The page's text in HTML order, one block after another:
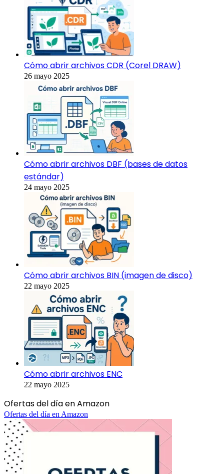
Cómo abrir archivos CDR (Corel DRAW)
26 mayo 2025
Cómo abrir archivos DBF (bases de datos
estándar)
24 mayo 2025
Cómo abrir archivos BIN (imagen de disco)
22 mayo 2025
Cómo abrir archivos ENC
22 mayo 2025
Ofertas del día en Amazon
Ofertas del día en Amazon